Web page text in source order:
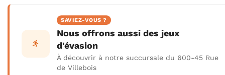
SAVIEZ-VOUS ?
Nous offrons aussi des jeux
d'évasion
À découvrir à notre succursale du 600-45 Rue
de Villebois